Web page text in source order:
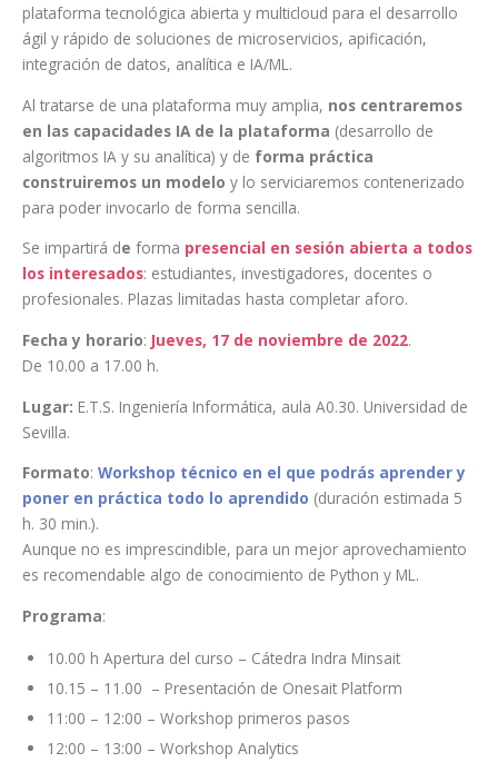
plataforma tecnológica abierta y multicloud para el desarrollo
ágil y rápido de soluciones de microservicios, apificación,
integración de datos, analítica e IA/ML.
Al tratarse de una plataforma muy amplia, nos centraremos
en las capacidades IA de la plataforma (desarrollo de
algoritmos IA y su analítica) y de forma práctica
construiremos un modelo y lo serviciaremos contenerizado
para poder invocarlo de forma sencilla.
Se impartirá de forma presencial en sesión abierta a todos
los interesados: estudiantes, investigadores, docentes o
profesionales. Plazas limitadas hasta completar aforo.
Fecha y horario: Jueves, 17 de noviembre de 2022.
De 10.00 a 17.00 h.
Lugar: E.T.S. Ingeniería Informática, aula A0.30. Universidad de
Sevilla.
Formato: Workshop técnico en el que podrás aprender y
poner en práctica todo lo aprendido (duración estimada 5
h. 30 min.).
Aunque no es imprescindible, para un mejor aprovechamiento
es recomendable algo de conocimiento de Python y ML.
Programa:
10.00 h Apertura del curso – Cátedra Indra Minsait
10.15 – 11.00 – Presentación de Onesait Platform
11:00 – 12:00 – Workshop primeros pasos
12:00 – 13:00 – Workshop Analytics